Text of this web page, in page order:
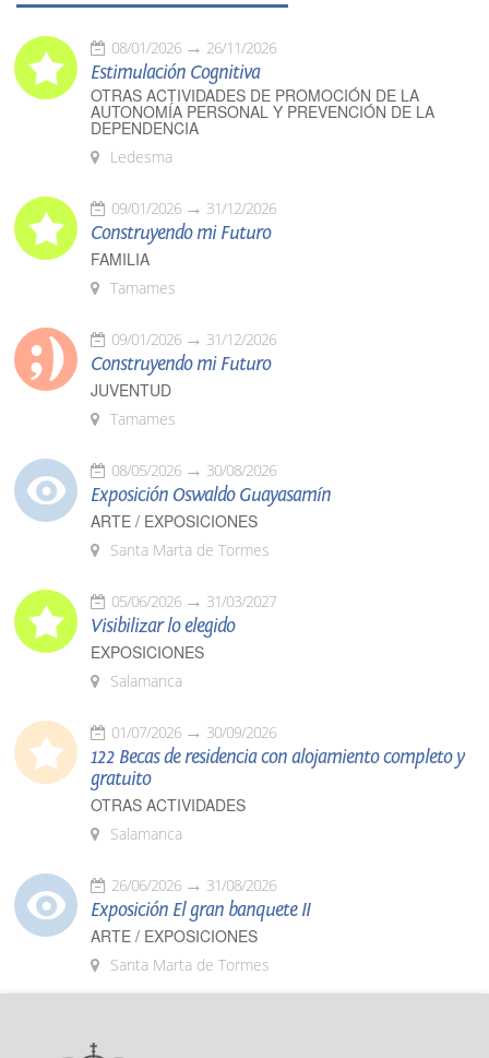
08/01/2026 26/11/2026
Estimulación Cognitiva
OTRAS ACTIVIDADES DE PROMOCIÓN DE LA
AUTONOMÍA PERSONAL Y PREVENCIÓN DE LA
DEPENDENCIA
Ledesma
09/01/2026 31/12/2026
Construyendo mi Futuro
FAMILIA
Tamames
09/01/2026 31/12/2026
Construyendo mi Futuro
JUVENTUD
Tamames
08/05/2026 30/08/2026
Exposición Oswaldo Guayasamín
ARTE / EXPOSICIONES
Santa Marta de Tormes
05/06/2026 31/03/2027
Visibilizar lo elegido
EXPOSICIONES
Salamanca
01/07/2026 30/09/2026
122 Becas de residencia con alojamiento completo y
gratuito
OTRAS ACTIVIDADES
Salamanca
26/06/2026 31/08/2026
Exposición El gran banquete II
ARTE / EXPOSICIONES
Santa Marta de Tormes